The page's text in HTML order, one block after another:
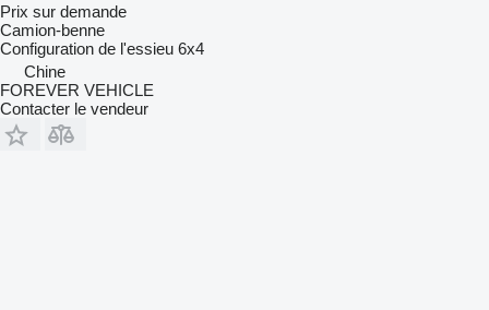
Prix sur demande
Camion-benne
Configuration de l'essieu 6x4
Chine
FOREVER VEHICLE
Contacter le vendeur